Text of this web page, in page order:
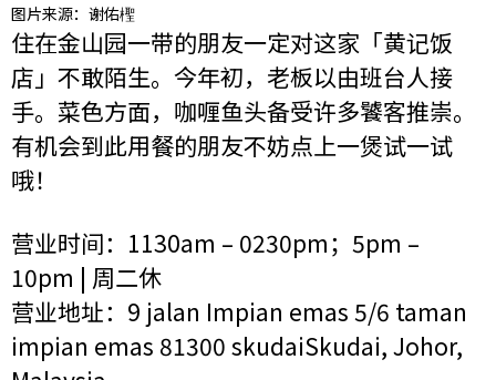
图片来源：谢佑檉‎
住在金山园一带的朋友一定对这家「黄记饭
店」不敢陌生。今年初，老板以由班台人接
手。菜色方面，咖喱鱼头备受许多饕客推崇。
有机会到此用餐的朋友不妨点上一煲试一试
哦！
营业时间：1130am – 0230pm；5pm –
10pm | 周二休
营业地址：9 jalan Impian emas 5/6 taman
impian emas 81300 skudaiSkudai, Johor,